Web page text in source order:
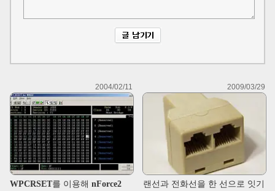
2004/02/11
WPCRSET를 이용해 nForce2
2009/03/29
랜선과 전화선을 한 선으로 잇기